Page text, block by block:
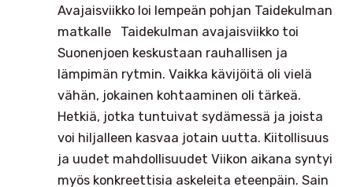
Avajaisviikko loi lempeän pohjan Taidekulman
matkalle Taidekulman avajaisviikko toi
Suonenjoen keskustaan rauhallisen ja
lämpimän rytmin. Vaikka kävijöitä oli vielä
vähän, jokainen kohtaaminen oli tärkeä.
Hetkiä, jotka tuntuivat sydämessä ja joista
voi hiljalleen kasvaa jotain uutta. Kiitollisuus
ja uudet mahdollisuudet Viikon aikana syntyi
myös konkreettisia askeleita eteenpäin. Sain